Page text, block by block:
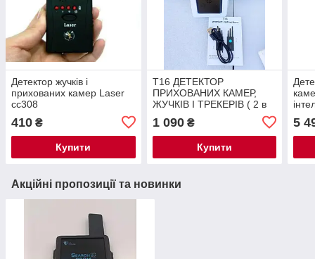
Детектор жучків і
прихованих камер Laser
cc308
410 ₴
Купити
Т16 ДЕТЕКТОР
ПРИХОВАНИХ КАМЕР,
ЖУЧКІВ І ТРЕКЕРІВ ( 2 в
1 090₴
Купити
5
Акційні пропозиції та новинки